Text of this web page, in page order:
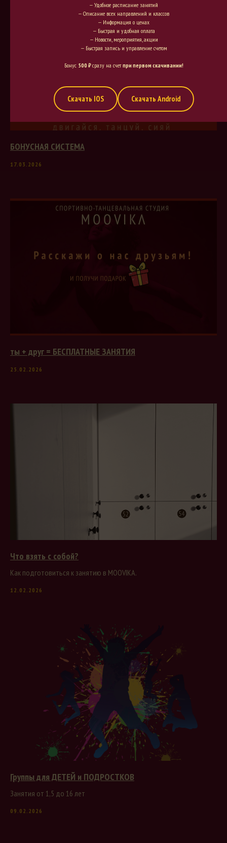
— Удобное расписание занятий
— Описание всех направлений и классов
— Информация о ценах
— Быстрая и удобная оплата
— Новости, мероприятия, акции
— Быстрая запись и управление счетом
Бонус 500 ₽сразу на счетпри первом скачивании!
Скачать IOS Скачать Android
БОНУСНАЯ СИСТЕМА
17.03.2026
ты + друг = БЕСПЛАТНЫЕ ЗАНЯТИЯ
25.02.2026
Что взять с собой?
Как подготовиться к занятию в MOOVIKA.
12.02.2026
Группы для ДЕТЕЙ и ПОДРОСТКОВ
Занятия от 1,5 до 16 лет
09.02.2026